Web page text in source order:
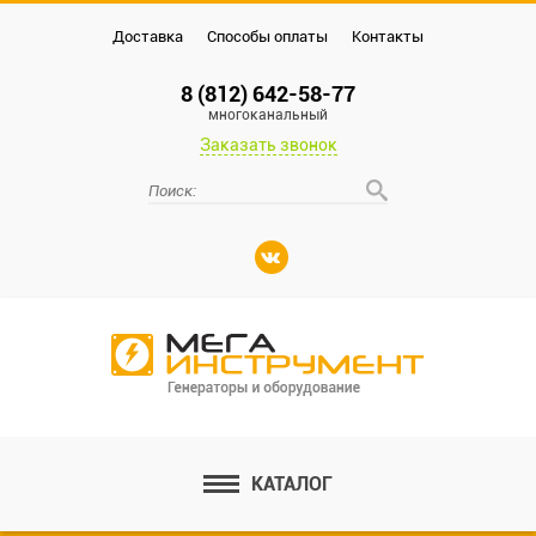
Доставка Способы оплаты Контакты
8 (812) 642-58-77
многоканальный
Заказать звонок
КАТАЛОГ